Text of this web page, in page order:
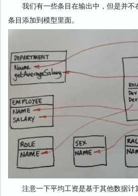
我们有一些条目在输出中，但是并不
条目添加到模型里面。
注意一下平均工资是基于其他数据计